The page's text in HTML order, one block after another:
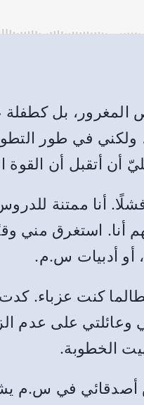
بل كطفلة
في طور
أن أتقبل أن القوة
أنا ممتنة
أنا. استغرق مني
أو أدبيات س.م.
كنت عزباء.
على عدم
الخطوبة.
أصدقائي في س.م